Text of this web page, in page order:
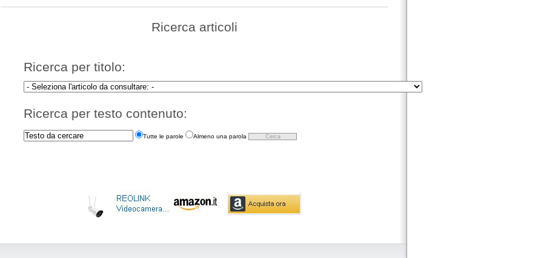
Ricerca articoli
Ricerca per titolo:
Ricerca per testo contenuto:
Tutte le parole Almeno una parola